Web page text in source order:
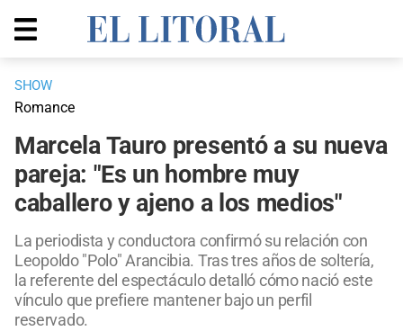
SHOW
Romance
Marcela Tauro presentó a su nueva
pareja: "Es un hombre muy
caballero y ajeno a los medios"
La periodista y conductora confirmó su relación con
Leopoldo "Polo" Arancibia. Tras tres años de soltería,
la referente del espectáculo detalló cómo nació este
vínculo que prefiere mantener bajo un perfil
reservado.